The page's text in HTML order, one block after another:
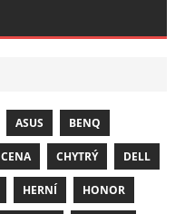
ASUS BENQ
CENA CHYTRÝ DELL
HERNÍ HONOR